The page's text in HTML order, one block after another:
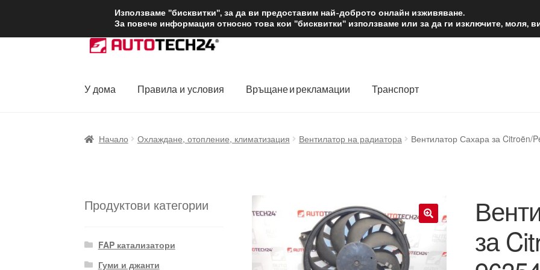
ДОСТАВКА от 12 лв.
Skip
to
Skip
to
У дома Правила и условия Връщане и рекламации Транспорт
Начало Охлаждане, отопление, климатизация Вентилатор на радиатора Вентилатор Сахара за Citroën/
за
Продуктови категории
FAP катализатори
Гуми и джанти
Използваме "бисквитки", за да ви предоставим най-доброто онлайн изживяване.
За повече информация относно това кои "бисквитки" използваме или за да ги изключите, моля,